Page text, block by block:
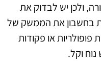
ולכן יש לבדוק את
בחשבון את הממשק של
או פקודות
וקל.